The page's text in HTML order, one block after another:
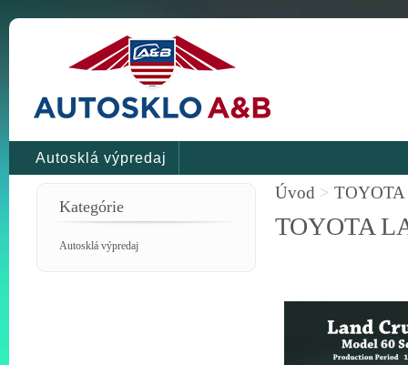
Autosklá výpredaj
Kategórie
Autosklá výpredaj
Úvod > TOYOTA
TOYOTA